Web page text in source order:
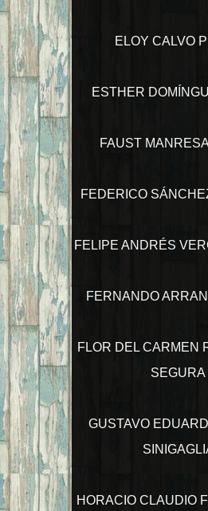
ELOY CALVO
ESTHER
FAUST
FEDERICO
FELIPE ANDRÉS
FERNANDO
FLOR DEL CARMEN
SEGURA
GUSTAVO
HORACIO CLAUDIO